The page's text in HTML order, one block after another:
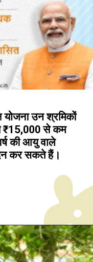
योजना उन श्रमिकों
₹15,000 से कम
की आयु वाले
कर सकते हैं।